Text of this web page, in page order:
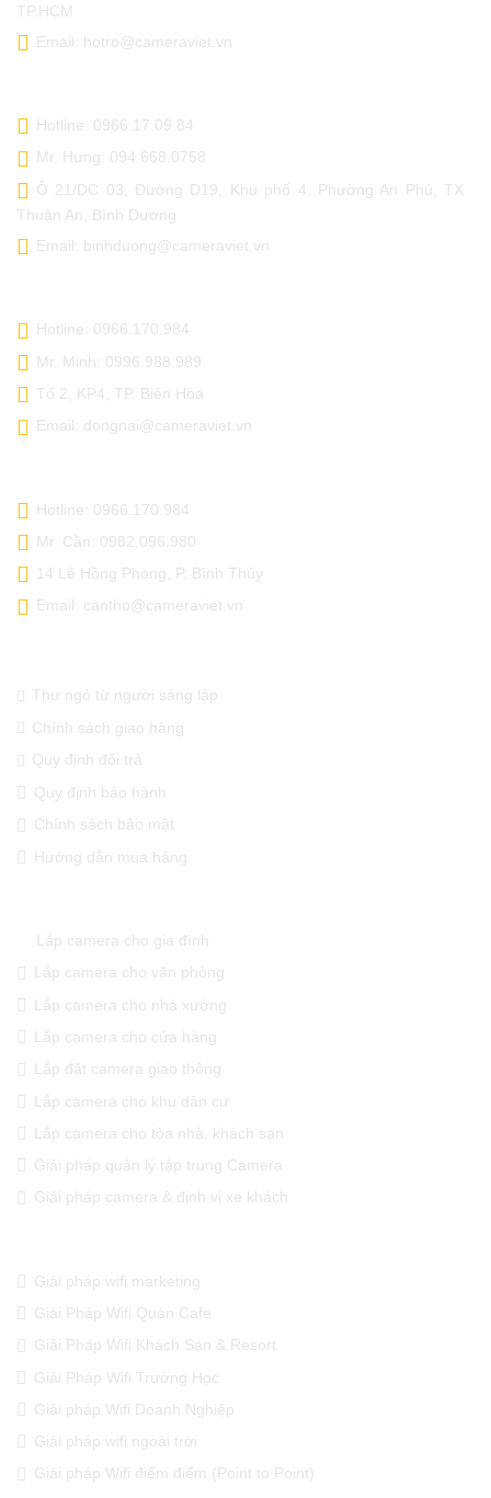
TP.HCM
Email: hotro@cameraviet.vn
Hotline: 0966.17.09.84
Mr. Hưng: 094.668.0758
Ô 21/DC 03, Đường D19, Khu phố 4, Phường An Phú, TX
Thuận An, Bình Dương
Email: binhduong@cameraviet.vn
Hotline: 0966.170.984
Mr. Minh: 0996.988.989
Tổ 2, KP4, TP. Biên Hòa
Email: dongnai@cameraviet.vn
Hotline: 0966.170.984
Mr. Cần: 0982.096.980
14 Lê Hồng Phong, P. Bình Thủy
Email: cantho@cameraviet.vn
Thư ngỏ từ người sáng lập
Chính sách giao hàng
Quy định đổi trả
Quy định bảo hành
Chính sách bảo mật
Hướng dẫn mua hàng
Lắp camera cho gia đình
Lắp camera cho văn phòng
Lắp camera cho nhà xưởng
Lắp camera cho cửa hàng
Lắp đặt camera giao thông
Lắp camera cho khu dân cư
Lắp camera cho tòa nhà, khách sạn
Giải pháp quản lý tập trung Camera
Giải pháp camera & định vị xe khách
Giải pháp wifi marketing
Giải Pháp Wifi Quán Cafe
Giải Pháp Wifi Khách Sạn & Resort
Giải Pháp Wifi Trường Học
Giải pháp Wifi Doanh Nghiệp
Giải pháp wifi ngoài trời
Giải pháp Wifi điểm điểm (Point to Point)